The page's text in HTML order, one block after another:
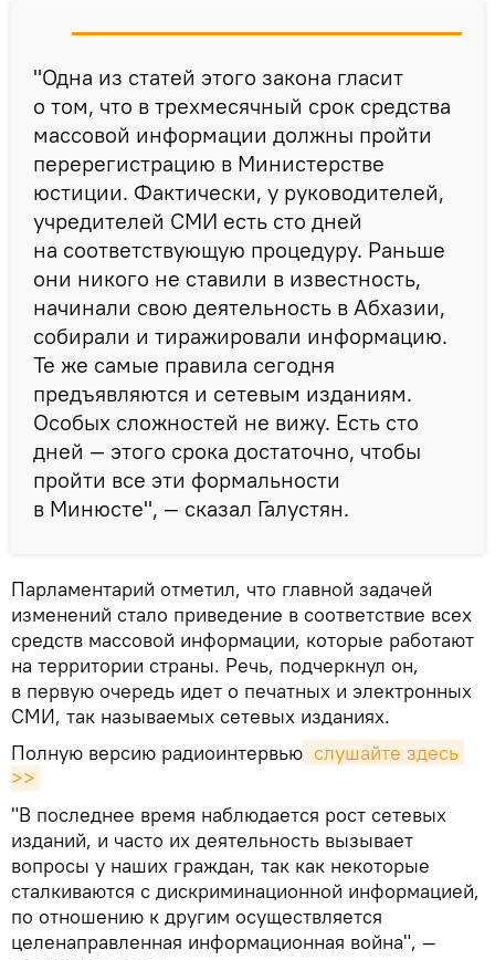
"Одна из статей этого закона гласит
о том, что в трехмесячный срок средства
массовой информации должны пройти
перерегистрацию в Министерстве
юстиции. Фактически, у руководителей,
учредителей СМИ есть сто дней
на соответствующую процедуру. Раньше
они никого не ставили в известность,
начинали свою деятельность в Абхазии,
собирали и тиражировали информацию.
Те же самые правила сегодня
предъявляются и сетевым изданиям.
Особых сложностей не вижу. Есть сто
дней — этого срока достаточно, чтобы
пройти все эти формальности
в Минюсте", — сказал Галустян.
Парламентарий отметил, что главной задачей
изменений стало приведение в соответствие всех
средств массовой информации, которые работают
на территории страны. Речь, подчеркнул он,
в первую очередь идет о печатных и электронных
СМИ, так называемых сетевых изданиях.
Полную версию радиоинтервью слушайте здесь
>>
"В последнее время наблюдается рост сетевых
изданий, и часто их деятельность вызывает
вопросы у наших граждан, так как некоторые
сталкиваются с дискриминационной информацией,
по отношению к другим осуществляется
целенаправленная информационная война", —